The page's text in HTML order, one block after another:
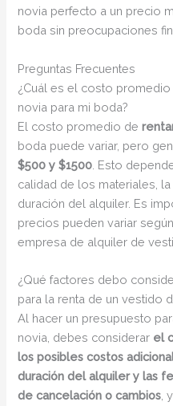
novia perfecto a un precio
boda sin preocupaciones
Preguntas Frecuentes
¿Cuál es el costo
novia para mi boda?
El costo promedio de
boda puede variar, pero
$500 y $1500 . Esto
calidad de los materiales,
duración del alquiler. Es
precios pueden variar
empresa de alquiler de
¿Qué factores debo
para la renta de un vestido
Al hacer un presupuesto
novia, debes considerar el
los posibles costos
duración del alquiler y las
de cancelación o cambios , y